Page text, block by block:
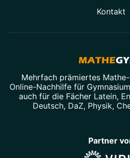
Kontakt
Mehrfach prämiertes
Online-Nachhilfe für
auch für die Fächer Latein,
Deutsch, DaZ, Physik,
Partner